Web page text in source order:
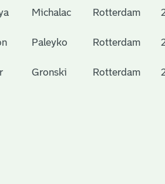
Michalac Rotterdam
Paleyko Rotterdam
Gronski Rotterdam